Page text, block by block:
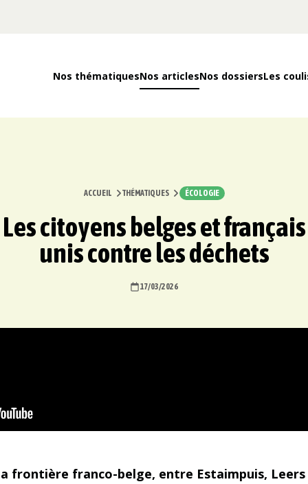
Nos thématiquesNos articlesNos dossiersLes
ACCUEIL THÉMATIQUES ÉCOLOGIE
Les citoyens belges et français
unis contre les déchets
17/03/2026
frontière franco-belge, entre Estaimpuis,